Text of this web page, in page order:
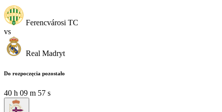
Ferencvárosi TC
vs
Real Madryt
Do rozpoczęcia pozostało
40 h 09 m 57 s